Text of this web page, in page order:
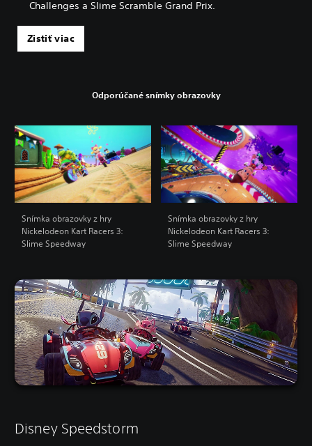
Challenges a Slime Scramble Grand Prix.
Zistiť viac
Odporúčané snímky obrazovky
Snímka obrazovky z hry
Nickelodeon Kart Racers 3:
Slime Speedway
Snímka obrazovky z hry
Nickelodeon Kart Racers 3:
Slime Speedway
Disney Speedstorm